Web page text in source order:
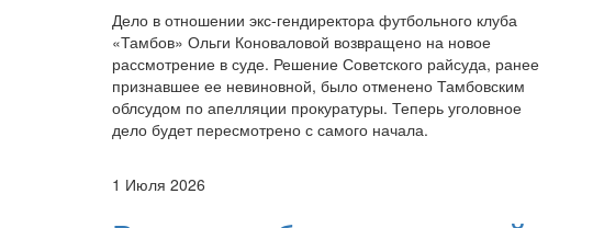
Дело в отношении экс-гендиректора футбольного клуба
«Тамбов» Ольги Коноваловой возвращено на новое
рассмотрение в суде. Решение Советского райсуда, ранее
признавшее ее невиновной, было отменено Тамбовским
облсудом по апелляции прокуратуры. Теперь уголовное
дело будет пересмотрено с самого начала.
1 Июля 2026